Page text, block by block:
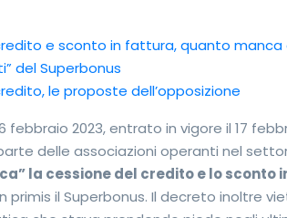
e sconto in fattura, quanto
del Superbonus
le proposte dell’opposizione
febbraio 2023, entrato in vigore il 17
delle associazioni operanti nel
la cessione del credito e lo
primis il Superbonus. Il decreto inoltre